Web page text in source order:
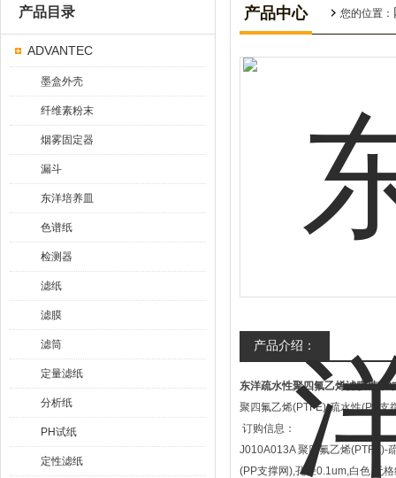
产品目录
ADVANTEC
墨盒外壳
纤维素粉末
烟雾固定器
漏斗
东洋培养皿
色谱纸
检测器
滤纸
滤膜
滤筒
定量滤纸
分析纸
PH试纸
定性滤纸
产品中心 您的位置：
产品介绍：
东洋疏水性聚四氟乙烯滤膜带PP
聚四氟乙烯(PTFE)-疏水性(PP支
订购信息：
J010A013A 聚四氟乙烯(PTFE)-
(PP支撑网),孔径0.1um,白色,无